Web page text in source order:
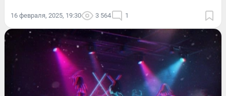
16 февраля, 2025, 19:30 3 564 1